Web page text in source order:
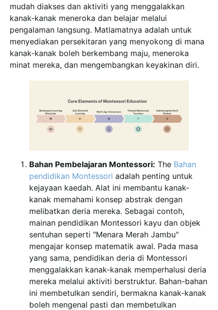
mudah diakses dan aktiviti yang menggalakkan
kanak-kanak meneroka dan belajar melalui
pengalaman langsung. Matlamatnya adalah untuk
menyediakan persekitaran yang menyokong di mana
kanak-kanak boleh berkembang maju, meneroka
minat mereka, dan mengembangkan keyakinan diri.
Bahan Pembelajaran Montessori: The Bahan
pendidikan Montessori adalah penting untuk
kejayaan kaedah. Alat ini membantu kanak-
kanak memahami konsep abstrak dengan
melibatkan deria mereka. Sebagai contoh,
mainan pendidikan Montessori kayu dan objek
sentuhan seperti "Menara Merah Jambu"
mengajar konsep matematik awal. Pada masa
yang sama, pendidikan deria di Montessori
menggalakkan kanak-kanak memperhalusi deria
mereka melalui aktiviti berstruktur. Bahan-bahan
ini membetulkan sendiri, bermakna kanak-kanak
boleh mengenal pasti dan membetulkan